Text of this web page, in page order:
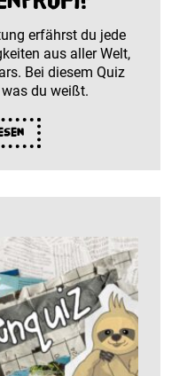
erfährst du jede
aus aller Welt,
Bei diesem Quiz
du weißt.